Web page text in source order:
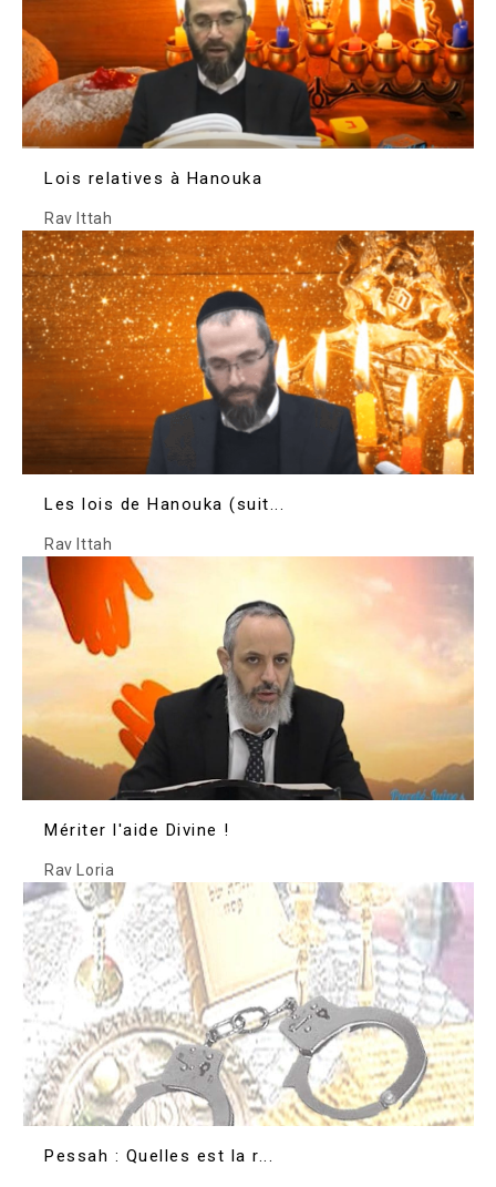
Lois relatives à Hanouka
Rav Ittah
Les lois de Hanouka (suit...
Rav Ittah
Mériter l'aide Divine !
Rav Loria
Pessah : Quelles est la r...